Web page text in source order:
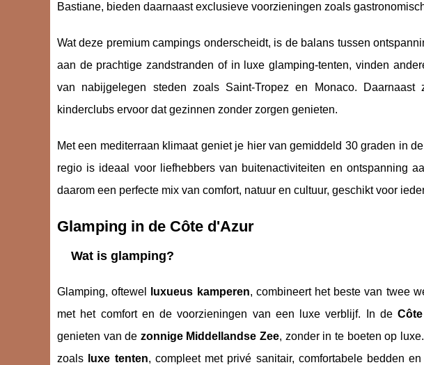
Bastiane, bieden daarnaast exclusieve voorzieningen zoals
Wat deze premium campings onderscheidt, is de balans tussen
aan de prachtige zandstranden of in luxe glamping-tenten, vinden
van nabijgelegen steden zoals Saint-Tropez en Monaco. Daarnaast
kinderclubs ervoor dat gezinnen zonder zorgen genieten.
Met een mediterraan klimaat geniet je hier van gemiddeld 30 graden in
regio is ideaal voor liefhebbers van buitenactiviteiten en ontspanning
daarom een perfecte mix van comfort, natuur en cultuur, geschikt voor
Glamping in de Côte d'Azur
Wat is glamping?
Glamping, oftewel luxueus kamperen, combineert het beste van twee
met het comfort en de voorzieningen van een luxe verblijf. In de
genieten van de zonnige Middellandse Zee, zonder in te boeten op
zoals
luxe tenten, compleet met privé sanitair, comfortabele bedden